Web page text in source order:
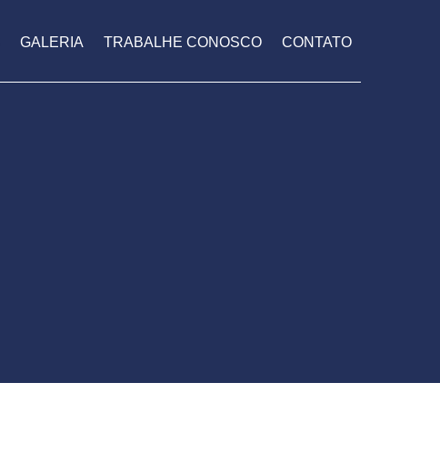
GALERIA TRABALHE CONOSCO CONTATO